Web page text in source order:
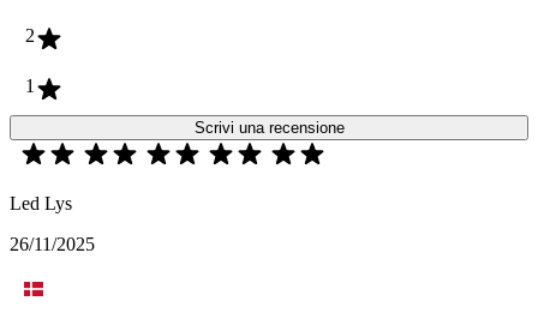
2
1
Scrivi una recensione
Led Lys
26/11/2025